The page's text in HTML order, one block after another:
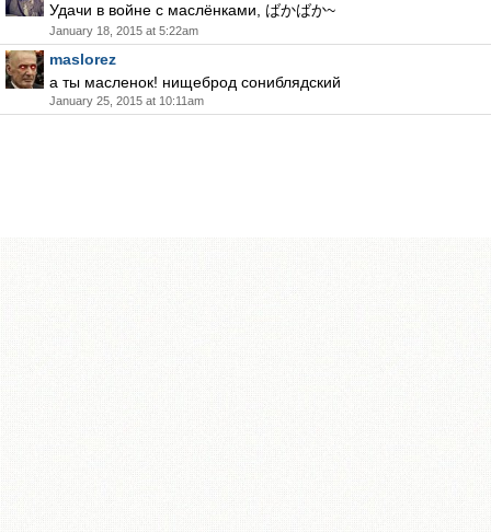
Удачи в войне с маслёнками, ばかばか~
January 18, 2015 at 5:22am
maslorez
а ты масленок! нищеброд сониблядский
January 25, 2015 at 10:11am